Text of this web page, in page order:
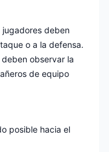
jugadores deben
o a la defensa.
observar la
de equipo
posible hacia el